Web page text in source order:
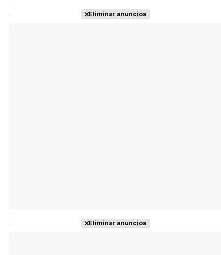
Eliminar anuncios
Eliminar anuncios